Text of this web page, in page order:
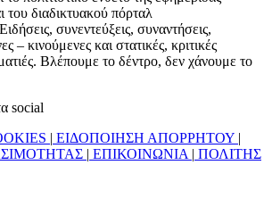
διαδικτυακού πόρταλ
συνεντεύξεις, συναντήσεις,
– κινούμενες και στατικές, κριτικές
Βλέπουμε το δέντρο, δεν χάνουμε το
social
| ΕΙΔΟΠΟΙΗΣΗ ΑΠΟΡΡΗΤΟΥ |
| ΕΠΙΚΟΙΝΩΝΙΑ | ΠΟΛΙΤΗΣ